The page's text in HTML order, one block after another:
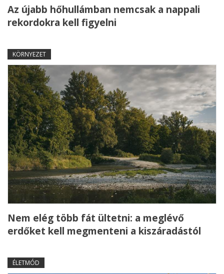
Az újabb hőhullámban nemcsak a nappali
rekordokra kell figyelni
KÖRNYEZET
Nem elég több fát ültetni: a meglévő
erdőket kell megmenteni a kiszáradástól
ÉLETMÓD